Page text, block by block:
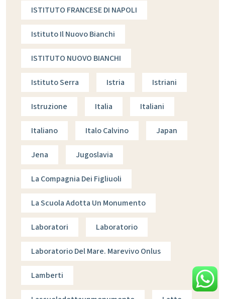
ISTITUTO FRANCESE DI NAPOLI
Istituto Il Nuovo Bianchi
ISTITUTO NUOVO BIANCHI
Istituto Serra Istria Istriani
Istruzione Italia Italiani
Italiano Italo Calvino Japan
Jena Jugoslavia
La Compagnia Dei Figliuoli
La Scuola Adotta Un Monumento
Laboratori Laboratorio
Laboratorio Del Mare. Marevivo Onlus
Lamberti